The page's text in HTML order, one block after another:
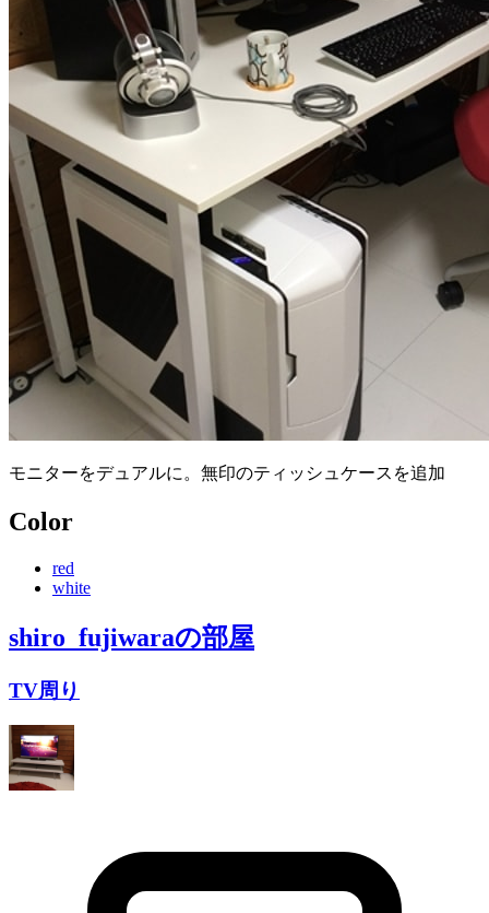
モニターをデュアルに。無印のティッシュケースを追加
Color
red
white
shiro_fujiwaraの部屋
TV周り